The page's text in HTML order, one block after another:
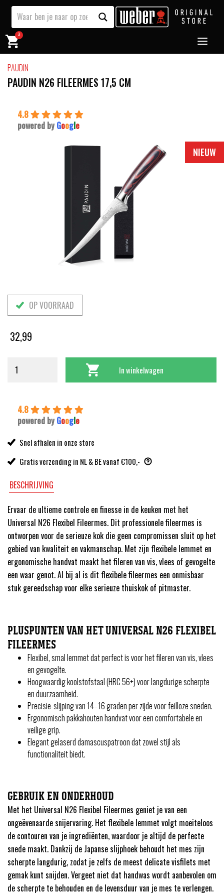
3
PAUDIN
PAUDIN N26 FILEERMES 17,5 CM
4.8
powered by Google
NIEUW
OP VOORRAAD
32,99
In winkelwagen
4.8
powered by Google
Snel afhalen in onze store
Gratis verzending in NL & BE vanaf €100,-
BESCHRIJVING
Ervaar de ultieme controle en finesse in de keuken met het
Universal N26 Flexibel Fileermes. Dit professionele fileermes is
ontworpen voor de serieuze kok die geen compromissen sluit op het
gebied van kwaliteit en vakmanschap. Met zijn flexibele lemmet en
ergonomische handvat maakt het fileren van vis, vlees of gevogelte
een waar genot. Al bij al is dit flexibele fileermes een onmisbaar
stuk gereedschap voor elke serieuze thuiskok of pitmaster.
PLUSPUNTEN VAN HET UNIVERSAL N26 FLEXIBEL
FILEERMES
Flexibel, smal lemmet dat perfect is voor het fileren van vis, vlees
en gevogelte.
Hoogwaardig koolstofstaal (HRC 56+) voor langdurige scherpte
en duurzaamheid.
Precisie-slijping van 14–16 graden per zijde voor feilloze sneden.
Ergonomisch pakkahouten handvat voor een comfortabele en
veilige grip.
Elegant gelaserd damascuspatroon dat zowel stijl als
functionaliteit biedt.
GEBRUIK EN ONDERHOUD
Met het Universal N26 Flexibel Fileermes geniet je van een
ongeëvenaarde snijervaring. Het flexibele lemmet volgt moeiteloos
de contouren van je ingrediënten, waardoor je altijd de perfecte
snede maakt. Dankzij de Japanse slijphoek behoudt het mes zijn
scherpte langdurig, zodat je zelfs de meest delicate visfilets met
gemak kunt snijden. Vergeet niet dat handwas wordt aanbevolen om
de scherpte te behouden en de levensduur van je mes te verlengen.